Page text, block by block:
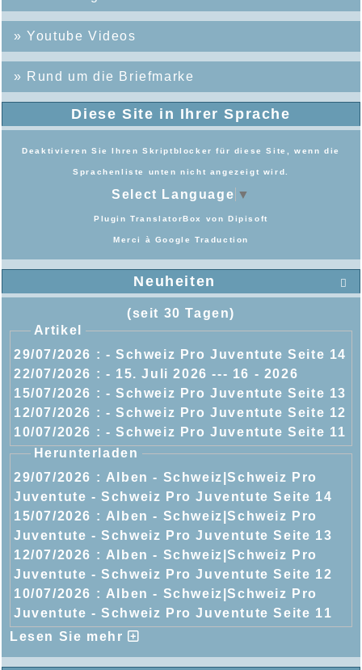
»Youtube Videos
» Rund um die Briefmarke
Diese Site in Ihrer Sprache
Deaktivieren Sie Ihren Skriptblocker für diese Site, wenn die
Sprachenliste unten nicht angezeigt wird.
Select Language ▼
Plugin TranslatorBox vonDipisoft
Merci à Google Traduction

Neuheiten
(seit 30 Tagen)
Artikel
29/07/2026 : - Schweiz Pro Juventute Seite 14
22/07/2026 :
- 15. Juli 2026 --- 16 - 2026
15/07/2026 : - Schweiz Pro Juventute Seite 13
12/07/2026 : - Schweiz Pro Juventute Seite 12
10/07/2026 : - Schweiz Pro Juventute Seite 11
Herunterladen
29/07/2026 : Alben - Schweiz|Schweiz Pro
Juventute - Schweiz Pro Juventute Seite 14
15/07/2026 : Alben - Schweiz|Schweiz Pro
Juventute - Schweiz Pro Juventute Seite 13
12/07/2026 : Alben - Schweiz|Schweiz Pro
Juventute - Schweiz Pro Juventute Seite 12
10/07/2026 : Alben - Schweiz|Schweiz Pro
Juventute - Schweiz Pro Juventute Seite 11
Lesen Sie mehr